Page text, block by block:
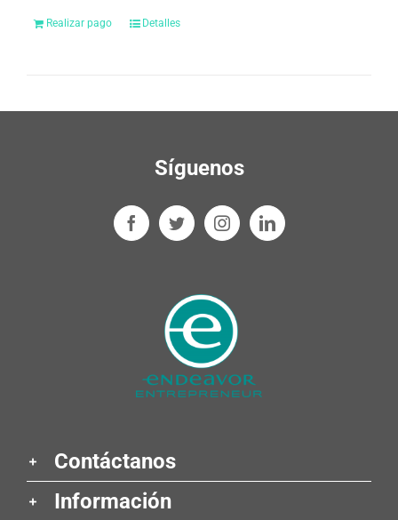
Realizar pago Detalles
Síguenos
Contáctanos
Información